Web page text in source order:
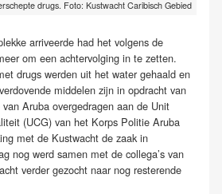
drugs. Foto: Kustwacht Caribisch Gebied
arriveerde had het volgens de
om een achtervolging in te zetten.
drugs werden uit het water gehaald en
middelen zijn in opdracht van
Aruba overgedragen aan de Unit
(UCG) van het Korps Politie Aruba
met de Kustwacht de zaak in
nog werd samen met de collega’s van
verder gezocht naar nog resterende